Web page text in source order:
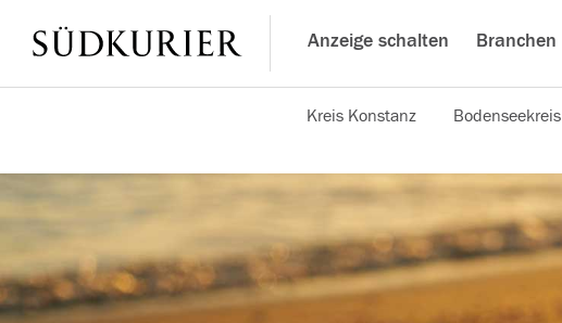
Anzeige schalten Branchen
Kreis Konstanz Bodenseekreis